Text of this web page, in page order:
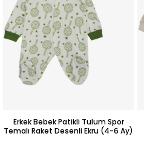
Erkek Bebek Patikli Tulum Spor
Temalı Raket Desenli Ekru (4-6 Ay)